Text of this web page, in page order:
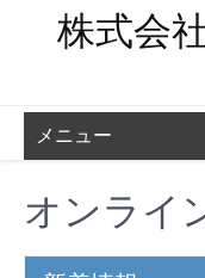
株式会
メニュー
オンライ